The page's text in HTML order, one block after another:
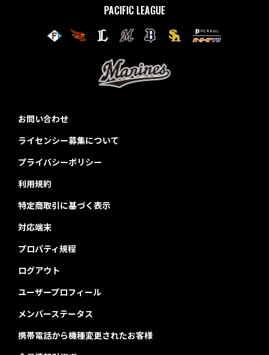
PACIFIC LEAGUE
お問い合わせ
ライセンシー募集について
プライバシーポリシー
利用規約
特定商取引に基づく表示
対応端末
プロパティ規程
ログアウト
ユーザープロフィール
メンバーステータス
携帯電話から機種変更されたお客様